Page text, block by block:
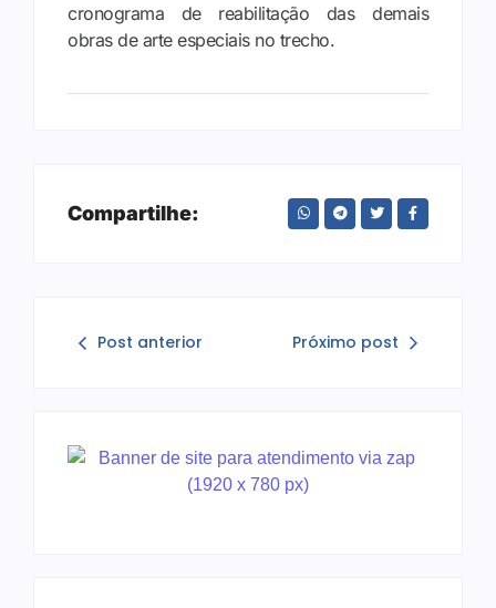
cronograma de reabilitação das demais
obras de arte especiais no trecho.
Compartilhe:
Post anterior Próximo post